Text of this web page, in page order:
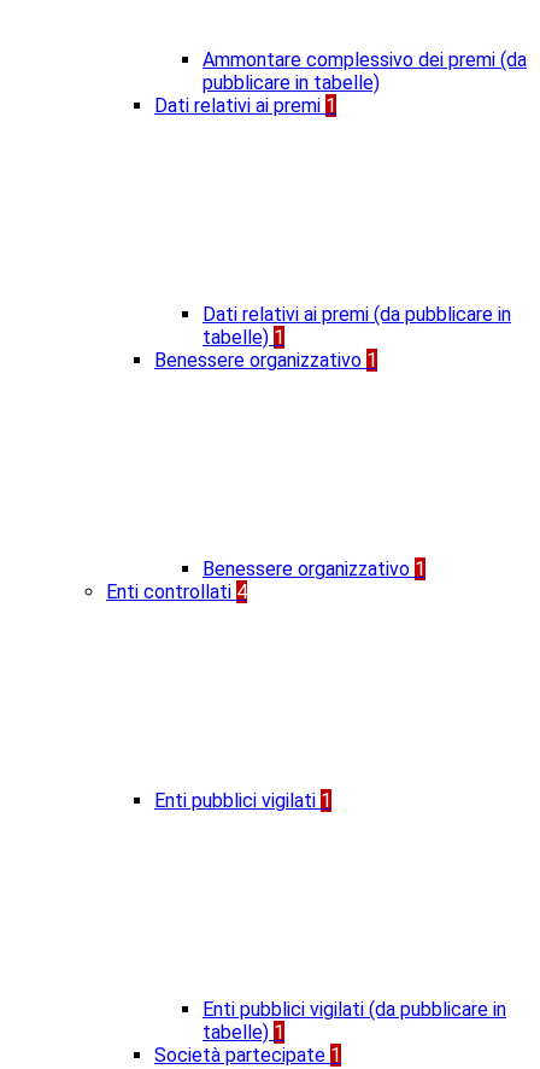
Ammontare complessivo dei premi (da
pubblicare in tabelle)
Dati relativi ai premi 1
Dati relativi ai premi (da pubblicare in
tabelle) 1
Benessere organizzativo 1
Benessere organizzativo 1
Enti controllati 4
Enti pubblici vigilati 1
Enti pubblici vigilati (da pubblicare in
tabelle) 1
Società partecipate 1